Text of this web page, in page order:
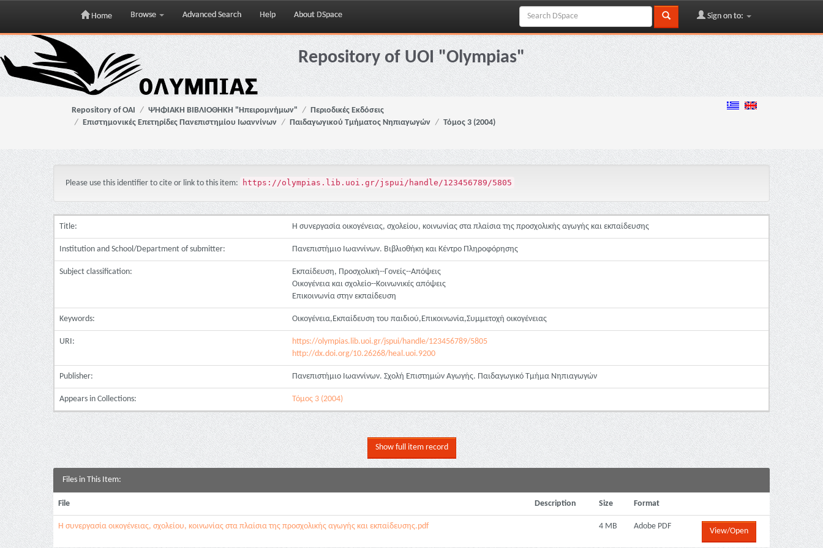
Skip
navigation
Home Browse Advanced Search Help About DSpace Sign on to:
Repository of UOI "Olympias"
Repository of OAI ΨΗΦΙΑΚΗ ΒΙΒΛΙΟΘΗΚΗ "Ηπειρομνήμων"
Περιοδικές Εκδόσεις
Επιστημονικές Επετηρίδες Πανεπιστημίου Ιωαννίνων
Παιδαγωγικού Τμήματος Νηπιαγωγών Τόμος 3 (2004)
Please use this identifier to cite or link to this item: https://olympias.lib.uoi.gr/jspui/handle/123456789/5805
Title: Η συνεργασία οικογένειας, σχολείου, κοινωνίας στα πλαίσια της προσχολικής αγωγής και εκπαίδευσης
Institution and School/Department of submitter: Πανεπιστήμιο Ιωαννίνων. Βιβλιοθήκη και Κέντρο Πληροφόρησης
Subject classification:
Εκπαίδευση, Προσχολική--Γονείς--Απόψεις
Οικογένεια και σχολείο--Κοινωνικές απόψεις
Επικοινωνία στην εκπαίδευση
Keywords: Οικογένεια,Εκπαίδευση του παιδιού,Επικοινωνία,Συμμετοχή οικογένειας
URI:
https://olympias.lib.uoi.gr/jspui/handle/123456789/5805
http://dx.doi.org/10.26268/heal.uoi.9200
Publisher: Πανεπιστήμιο Ιωαννίνων. Σχολή Επιστημών Αγωγής. Παιδαγωγικό Τμήμα Νηπιαγωγών
Appears in Collections: Τόμος 3 (2004)
Show full item record
Files in This Item:
File Description Size Format
Η συνεργασία οικογένειας, σχολείου, κοινωνίας στα πλαίσια της προσχολικής αγωγής και εκπαίδευσης.pdf 4 MB Adobe PDF
View/Open